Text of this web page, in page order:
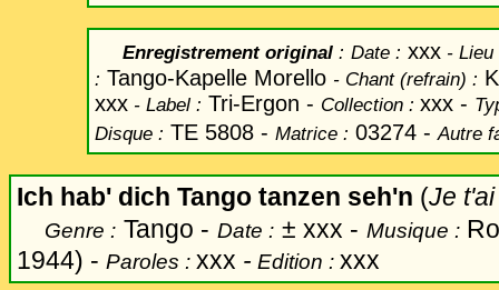
Enregistrement original : Date : xxx - Lieu
: Tango-Kapelle Morello - Chant(refrain) :
xxx - Label : Tri-Ergon - Collection : xxx -
Disque : TE 5808 - Matrice : 03274 - Autre
Ich hab' dich Tango tanzen seh'n (Je
Genre : Tango - Date : ± xxx - Musique :
1944) - Paroles : xxx - Edition : xxx